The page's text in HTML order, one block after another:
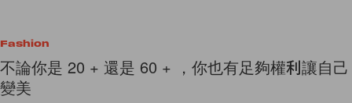
Fashion
不論你是 20 + 還是 60 + ，你也有足夠權利讓自己
變美